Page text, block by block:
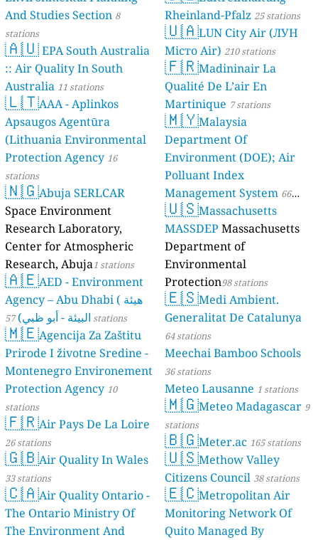
And Studies Section 8
stations
🇦🇺EPA South Australia
:: Air Quality In South
Australia 11 stations
🇱🇹AAA - Aplinkos
Apsaugos Agentūra
(Lithuania Environmental
Protection Agency 16
stations
🇳🇬Abuja SERLCAR
Space Environment
Research Laboratory,
Center for Atmospheric
Research, Abuja1 stations
🇦🇪AED - Environment
Agency – Abu Dhabi ( هيئة
البيئة - أبو ظبي) 57 stations
🇲🇪Agencija Za Zaštitu
Prirode I životne Sredine -
Montenegro Environement
Protection Agency 10
stations
🇫🇷Air Pays De La Loire
26 stations
🇬🇧Air Quality In Wales
33 stations
🇨🇦Air Quality Ontario -
The Ontario Ministry Of
The Environment And
Rheinland-Pfalz 25 stations
🇺🇦LUN City Air (ЛУН
Місто Air) 210 stations
🇫🇷Madininair La
Qualité De L’air En
Martinique 7 stations
🇲🇾Malaysia
Department Of
Environment (DOE); Air
Polluant Index
Management System 66
stations
🇺🇸Massachusetts
MASSDEP Massachusetts
Department of
Environmental
Protection98 stations
🇪🇸Medi Ambient.
Generalitat De Catalunya
64 stations
Meechai Bamboo Schools
36 stations
Meteo Lausanne 1 stations
🇲🇬Meteo Madagascar 9
stations
🇧🇬Meter.ac 165 stations
🇺🇸Methow Valley
Citizens Council 38 stations
🇪🇨Metropolitan Air
Monitoring Network Of
Quito Managed By